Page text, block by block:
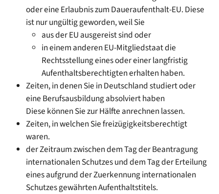
oder eine Erlaubnis zum Daueraufenthalt-EU. Diese
ist nur ungültig geworden, weil Sie
aus der EU ausgereist sind oder
in einem anderen EU-Mitgliedstaat die
Rechtsstellung eines oder einer langfristig
Aufenthaltsberechtigten erhalten haben.
Zeiten, in denen Sie in Deutschland studiert oder
eine Berufsausbildung absolviert haben
Diese können Sie zur Hälfte anrechnen lassen.
Zeiten, in welchen Sie freizügigkeitsberechtigt
waren.
der Zeitraum zwischen dem Tag der Beantragung
internationalen Schutzes und dem Tag der Erteilung
eines aufgrund der Zuerkennung internationalen
Schutzes gewährten Aufenthaltstitels.